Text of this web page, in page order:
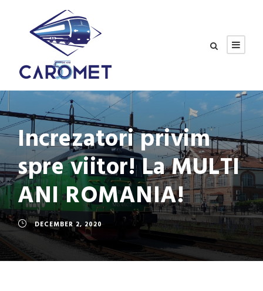
Increzatori privim
spre viitor! La MULTI
ANI ROMANIA!
DECEMBER 2, 2020